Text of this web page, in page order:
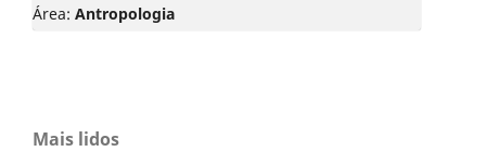
Área: Antropologia
Mais lidos